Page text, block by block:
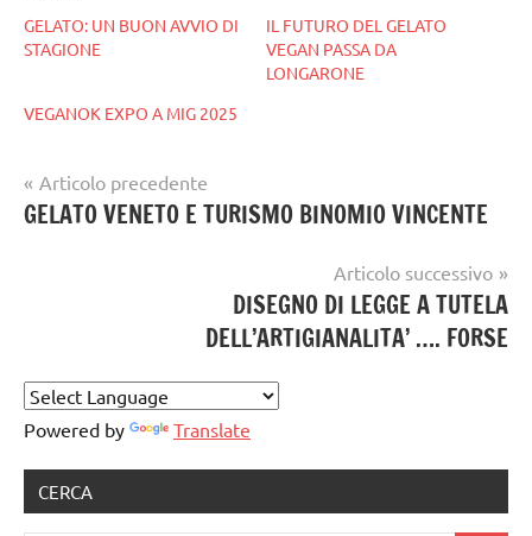
GELATO: UN BUON AVVIO DI
STAGIONE
IL FUTURO DEL GELATO
VEGAN PASSA DA
LONGARONE
VEGANOK EXPO A MIG 2025
gelato
gelato
Navigazione
articoli
Articolo precedente
GELATO VENETO E TURISMO BINOMIO VINCENTE
Articolo successivo
DISEGNO DI LEGGE A TUTELA
DELL’ARTIGIANALITA’ …. FORSE
Powered by Translate
CERCA